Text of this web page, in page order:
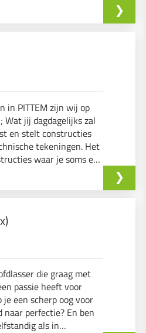
in PITTEM zijn wij op
Wat jij dagdagelijks zal
en stelt constructies
tekeningen. Het
waar je soms een
die graag met
passie heeft voor
een scherp oog voor
perfectie? En ben
als in